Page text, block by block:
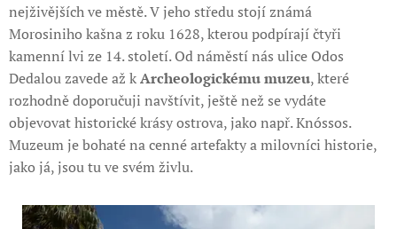
nejživějších ve městě. V jeho středu stojí známá
Morosiniho kašna z roku 1628, kterou podpírají čtyři
kamenní lvi ze 14. století. Od náměstí nás ulice Odos
Dedalou zavede až kArcheologickému muzeu, které
rozhodně doporučuji navštívit, ještě než se vydáte
objevovat historické krásy ostrova, jako např. Knóssos.
Muzeum je bohaté na cenné artefakty a milovníci historie,
jako já, jsou tu ve svém živlu.